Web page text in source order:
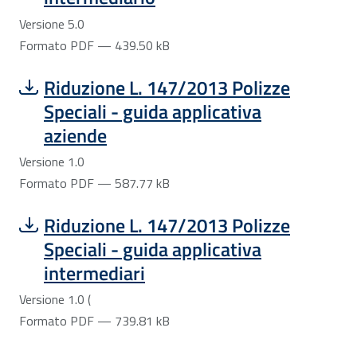
Versione 5.0
Formato PDF — 439.50 kB
Scarica file:
Riduzione L. 147/2013 Polizze
Speciali - guida applicativa
aziende
Formato PDF — Dimensione 587.77 kB
Versione 1.0
Formato PDF — 587.77 kB
Scarica file:
Riduzione L. 147/2013 Polizze
Speciali - guida applicativa
intermediari
Formato PDF — Dimensione 739.81 kB
Versione 1.0 (
Formato PDF — 739.81 kB